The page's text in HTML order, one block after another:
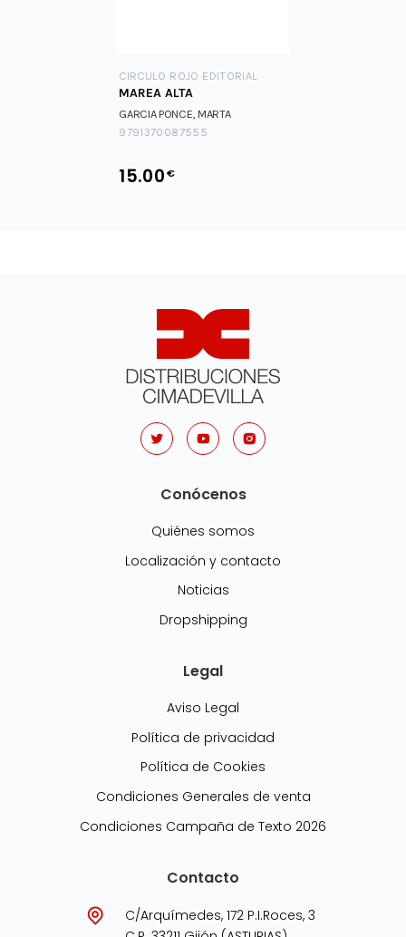
CIRCULO ROJO EDITORIAL
MAREA ALTA
GARCIA PONCE, MARTA
9791370087555
15.00€
Conócenos
Quiénes somos
Localización y contacto
Noticias
Dropshipping
Legal
Aviso Legal
Política de privacidad
Política de Cookies
Condiciones Generales de venta
Condiciones Campaña de Texto 2026
Contacto
C/Arquímedes, 172 P.I.Roces, 3